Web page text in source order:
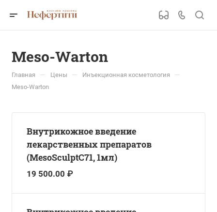
Meso-Warton
Главная — Цены — Инъекционная косметология —
Meso-Warton
Внутрикожное введение
лекарственных препаратов
(MesoSculptC71, 1мл)
19 500.00 ₽